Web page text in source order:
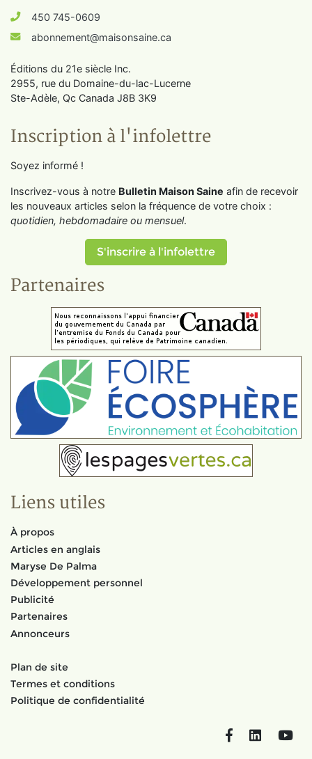
450 745-0609
abonnement@maisonsaine.ca
Éditions du 21e siècle Inc.
2955, rue du Domaine-du-lac-Lucerne
Ste-Adèle, Qc Canada J8B 3K9
Inscription à l'infolettre
Soyez informé !
Inscrivez-vous à notre Bulletin Maison Saine afin de recevoir
les nouveaux articles selon la fréquence de votre choix :
quotidien, hebdomadaire ou mensuel.
S'inscrire à l'infolettre
Partenaires
Liens utiles
À propos
Articles en anglais
Maryse De Palma
Développement personnel
Publicité
Partenaires
Annonceurs
Plan de site
Termes et conditions
Politique de confidentialité
FacebookLinkedIn